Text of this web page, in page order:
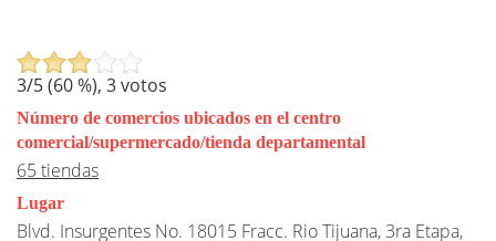
3/5 (60%), 3votos
Número de comercios ubicados en el centro
comercial/supermercado/tienda departamental
65 tiendas
Lugar
Blvd. Insurgentes No. 18015 Fracc. Rio Tijuana, 3ra Etapa,